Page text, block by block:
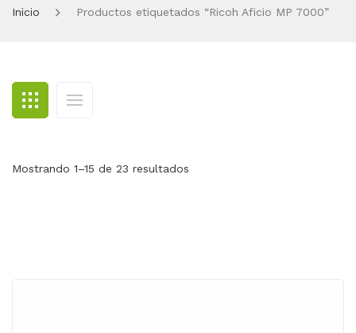
BLOG
CONTACTO
Inicio Productos etiquetados “Ricoh Aficio MP 7000”
Mostrando 1–15 de 23 resultados